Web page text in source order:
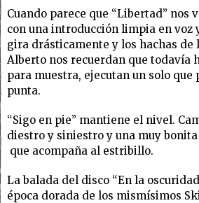
Cuando parece que “Libertad” nos
con una introducción limpia en voz
gira drásticamente y los hachas de
Alberto nos recuerdan que todavía
para muestra, ejecutan un solo que
punta.
“Sigo en pie” mantiene el nivel.
diestro y siniestro y una muy
que acompaña al estribillo.
La balada del disco “En la
época dorada de los mismísimos